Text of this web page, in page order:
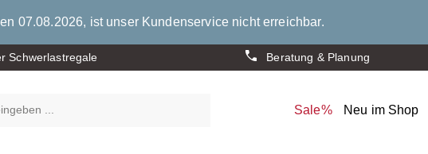
07.08.2026, ist unser Kundenservice nicht erreichbar.
Schwerlastregale Beratung & Planung
Sale% Neu im Shop